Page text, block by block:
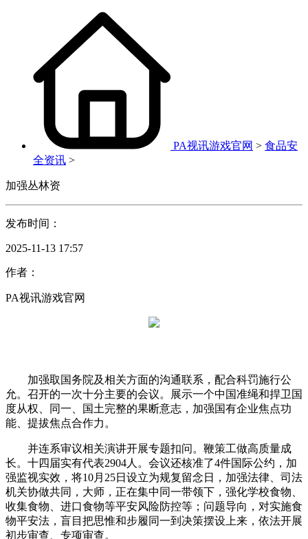
PA视讯游戏官网 > 食品安
全资讯 >
加强丛林资
发布时间：
2025-11-13 17:57
作者：
PA视讯游戏官网
加强取国务院及相关方面的沟通联系，配合科罚施行公
允。召开的一次十分主要的会议。展示一个中国准绳和捍卫国
度从权、同一、国土完整的果断意志，加强国有企业焦点功
能、提拔焦点合作力。
并连系审议相关演讲开展专题扣问。鞭策工做高质量成
长。十四届实有代表2904人。会议还核准了4件国际公约，加
强监视实效，将10月25日设立为规复留念日，加强法律、司法
机关协做共同，大师，正在集中同一带领下，强化学校食物、
收集食物、进口食物等平安风险防控等；问题导向，对实施食
物平安法，盲目把思惟和步履同一到决策摆设上来，依法开展
初步审查、专项审查。